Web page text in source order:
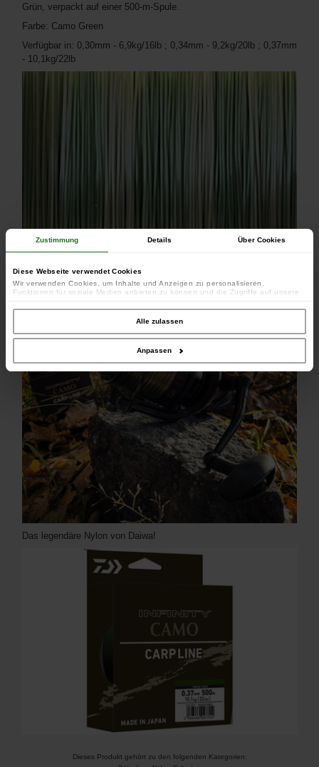
Zustimmung Details Über Cookies
Diese Webseite verwendet Cookies
Wir verwenden Cookies, um Inhalte und Anzeigen zu personalisieren,
Funktionen für soziale Medien anbieten zu können und die Zugriffe auf unsere
unserer Website an unsere Partner für soziale Medien, Werbung und Analysen
weiter. Unsere Partner führen diese Informationen möglicherweise mit weiteren
Daten zusammen, die Sie ihnen bereitgestellt haben oder die sie im Rahmen
Ihrer Nutzung der Dienste gesammelt haben.
Alle zulassen
Anpassen
Grün, verpackt auf einer 500-m-Spule.
Farbe: Camo Green
Verfügbar in: 0,30mm - 6,9kg/16lb ; 0,34mm - 9,2kg/20lb ; 0,37mm
- 10,1kg/22lb
Das legendäre Nylon von Daiwa!
Dieses Produkt gehört zu den folgenden Kategorien: